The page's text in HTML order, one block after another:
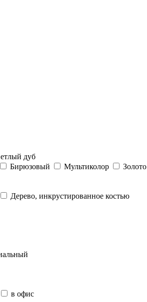
дуб
Бирюзовый
Мультиколор Золото
Дерево, инкрустированное костью
в офис